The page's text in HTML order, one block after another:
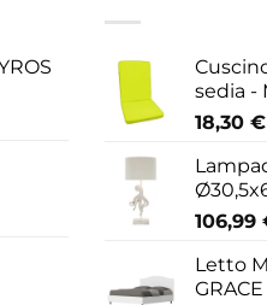
essere
nella
del
sedia -
18,30 €
106,99
Letto
GRACE